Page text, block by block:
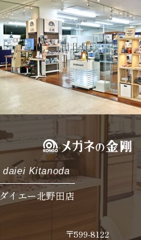
daiei Kitanoda
ダイエー北野田店
〒599-8122